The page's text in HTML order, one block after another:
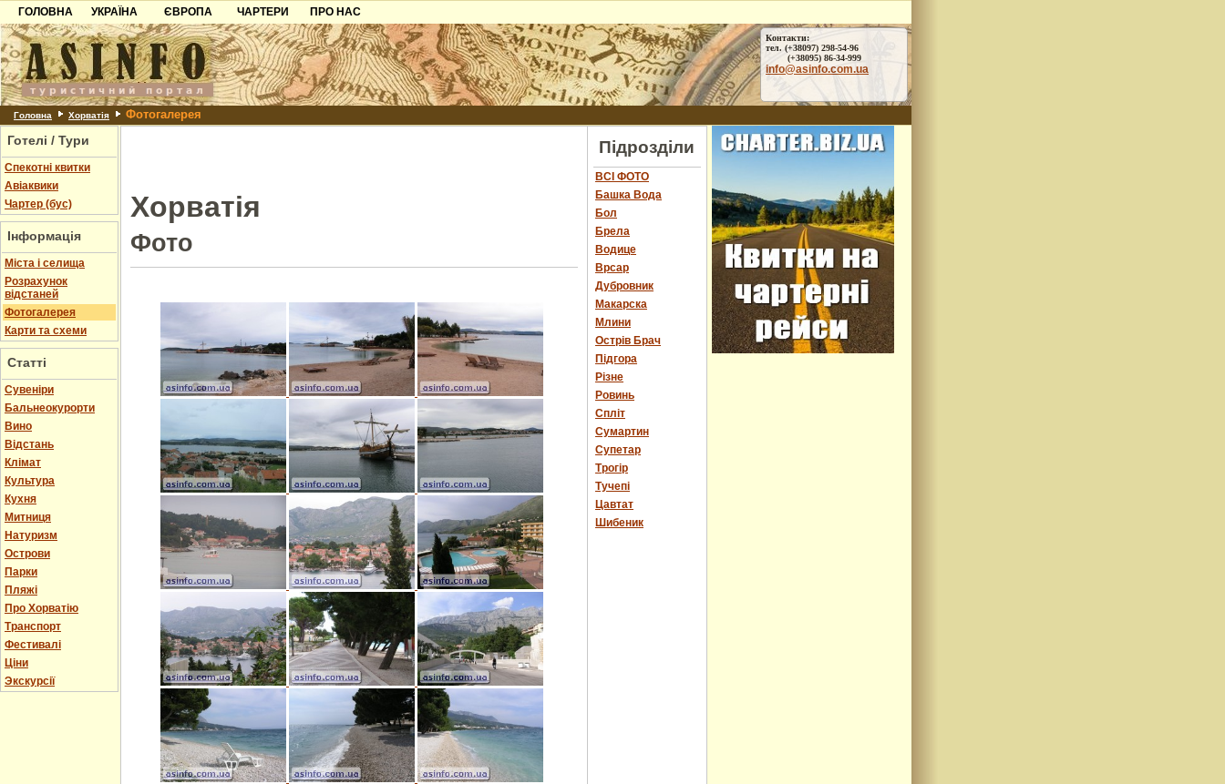
ГОЛОВНА
УКРАЇНА
Карпати
Азов
Причорноморря
Шацьк
ЄВРОПА
Чорногорія
Хорватія
Болгарія
Албанія
ЧАРТЕРИ
ПРО НАС
Контакти
Партнерам
Додати готель
Контакти:
тел. (+38097) 298-54-96
(+38095) 86-34-999
info@asinfo.com.ua
Головна Хорватія Фотогалерея
Готелі / Тури
Спекотні квитки
Авіаквики
Чартер (бус)
Інформація
Міста і селища
Розрахунок
відстаней
Фотогалерея
Карти та схеми
Статті
Cувеніри
Бальнеокурорти
Вино
Відстань
Клімат
Культура
Кухня
Митниця
Натуризм
Острови
Парки
Пляжі
Про Хорватію
Транспорт
Фестивалі
Ціни
Экскурсії
Хорватія
Фото
Підрозділи
ВСІ ФОТО
Башка Вода
Бол
Брела
Водице
Врсар
Дубровник
Макарска
Млини
Острів Брач
Підгора
Різне
Ровинь
Спліт
Сумартин
Супетар
Трогір
Тучепі
Цавтат
Шибеник